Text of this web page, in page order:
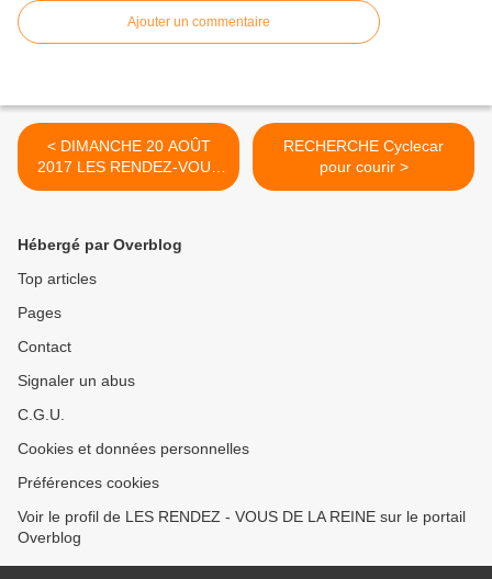
Ajouter un commentaire
< DIMANCHE 20 AOÛT
2017 LES RENDEZ-VOUS
DE LA REINE - rencontre
RECHERCHE Cyclecar
pour courir >
Hébergé par Overblog
Top articles
Pages
Contact
Signaler un abus
C.G.U.
Cookies et données personnelles
Préférences cookies
Voir le profil de LES RENDEZ - VOUS DE LA REINE sur le portail
Overblog